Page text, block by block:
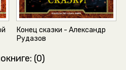
Конец сказки - Александр
Рудазов
(0)